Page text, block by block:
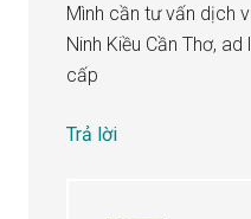
Mình cần tư vấn dịch
Ninh Kiều Cần Thơ,
cấp
Trả lời